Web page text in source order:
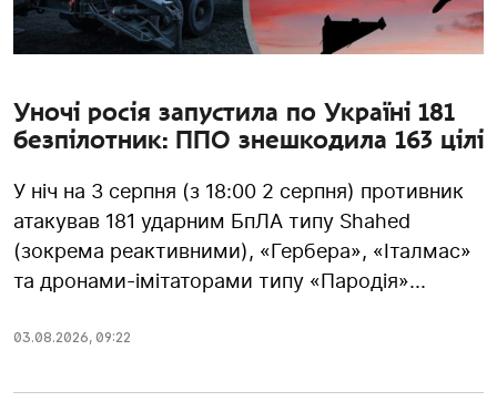
Уночі росія запустила по Україні 181
безпілотник: ППО знешкодила 163 цілі
У ніч на 3 серпня (з 18:00 2 серпня) противник
атакував 181 ударним БпЛА типу Shahed
(зокрема реактивними), «Гербера», «Італмас»
та дронами-імітаторами типу «Пародія»...
03.08.2026, 09:22